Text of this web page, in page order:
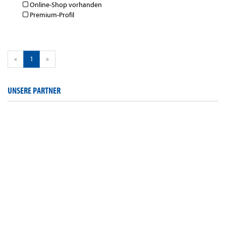
Online-Shop vorhanden
Premium-Profil
« 1 »
UNSERE PARTNER